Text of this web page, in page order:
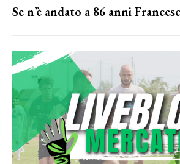
Se n’è andato a 86 anni